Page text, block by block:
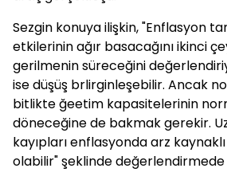
Sezgin konuya ilişkin, "Enflasyon
etkilerinin ağır basacağını ikinci
gerilmenin süreceğini
ise düşüş brlirginleşebilir. Ancak
bitlikte ğeetim kapasitelerinin
döneceğine de bakmak gerekir.
kayıpları enflasyonda arz
olabilir" şeklinde